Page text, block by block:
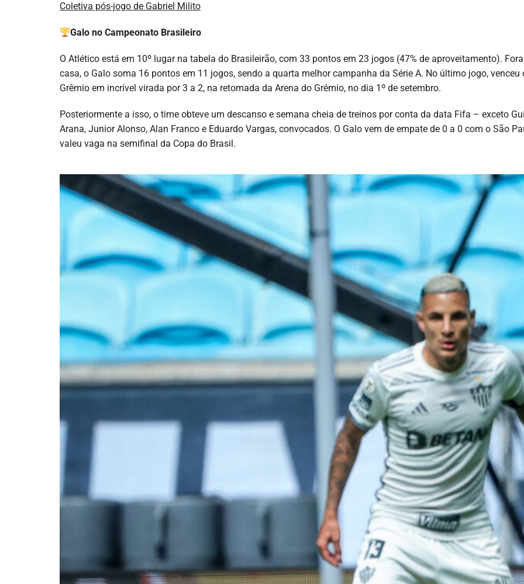
Coletiva pós-jogo de Gabriel Milito
Galo no Campeonato Brasileiro
O Atlético está em 10º lugar na tabela do Brasileirão, com 33 pontos em 23 jogos (47% de aproveitamento).
casa, o Galo soma 16 pontos em 11 jogos, sendo a quarta melhor campanha da Série A. No último jogo, venceu
Grêmio em incrível virada por 3 a 2, na retomada da Arena do Grêmio, no dia 1º de setembro.
Posteriormente a isso, o time obteve um descanso e semana cheia de treinos por conta da data Fifa – exceto
Arana, Junior Alonso, Alan Franco e Eduardo Vargas, convocados. O Galo vem de empate de 0 a 0 com o São
valeu vaga na semifinal da Copa do Brasil.